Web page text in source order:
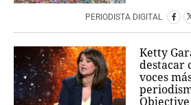
PERIODISTA DIGITAL
Ketty
destacar
voces
Objective